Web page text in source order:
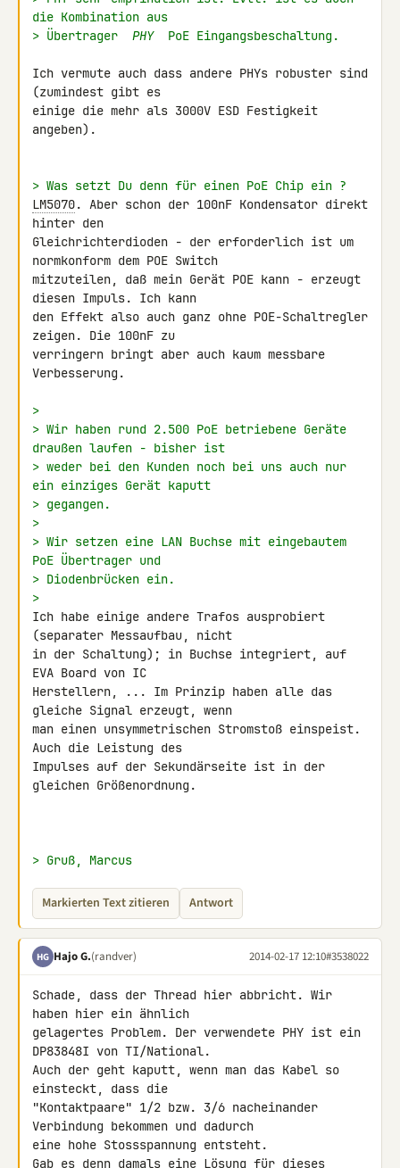
die Kombination aus
> Übertrager
PHY PoE Eingangsbeschaltung.
Ich vermute auch dass andere PHYs robuster sind
(zumindest gibt es
einige die mehr als 3000V ESD Festigkeit
angeben).
> Was setzt Du denn für einen PoE Chip ein ?
LM5070. Aber schon der 100nF Kondensator direkt
hinter den
Gleichrichterdioden - der erforderlich ist um
normkonform dem POE Switch
mitzuteilen, daß mein Gerät POE kann - erzeugt
diesen Impuls. Ich kann
den Effekt also auch ganz ohne POE-Schaltregler
zeigen. Die 100nF zu
verringern bringt aber auch kaum messbare
Verbesserung.
>
> Wir haben rund 2.500 PoE betriebene Geräte
draußen laufen - bisher ist
> weder bei den Kunden noch bei uns auch nur
ein einziges Gerät kaputt
> gegangen.
>
> Wir setzen eine LAN Buchse mit eingebautem
PoE Übertrager und
> Diodenbrücken ein.
>
Ich habe einige andere Trafos ausprobiert
(separater Messaufbau, nicht
in der Schaltung); in Buchse integriert, auf
EVA Board von IC
Herstellern, ... Im Prinzip haben alle das
gleiche Signal erzeugt, wenn
man einen unsymmetrischen Stromstoß einspeist.
Auch die Leistung des
Impulses auf der Sekundärseite ist in der
gleichen Größenordnung.
> Gruß, Marcus
Markierten Text zitieren Antwort
HG Hajo G.(randver) 2014-02-17 12:10#3538022
Schade, dass der Thread hier abbricht. Wir
haben hier ein ähnlich
gelagertes Problem. Der verwendete PHY ist ein
DP83848I von TI/National.
Auch der geht kaputt, wenn man das Kabel so
einsteckt, dass die
"Kontaktpaare" 1/2 bzw. 3/6 nacheinander
Verbindung bekommen und dadurch
eine hohe Stossspannung entsteht.
Gab es denn damals eine Lösung für dieses